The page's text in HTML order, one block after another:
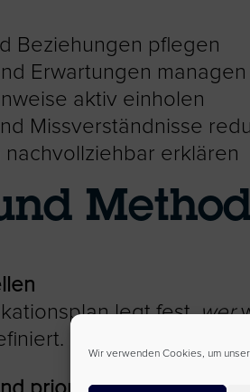
Wir verwenden Cookies, um
Beziehungen pflegen
Erwartungen managen
aktiv einholen
Missverständnisse
erklären
legt fest,wer